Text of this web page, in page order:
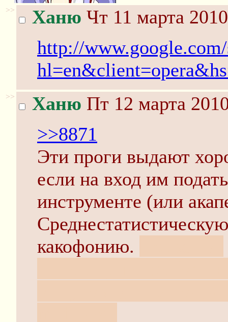
>> Ханю Чт 11 марта
http://www.google.com/
>> Ханю Пт 12 марта
>>8871
Эти проги выдают
если на вход им
инструменте (или
какофонию.